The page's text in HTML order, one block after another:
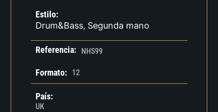
Estilo:
Drum&Bass, Segunda mano
Referencia: NHS99
Formato: 12
País:
UK